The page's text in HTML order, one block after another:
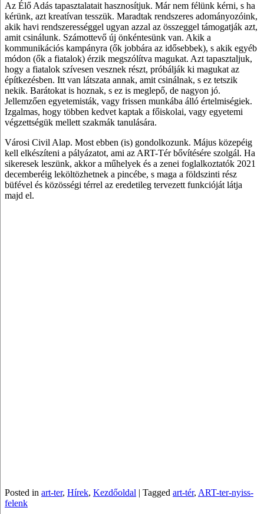
Az Élő Adás tapasztalatait hasznosítjuk. Már nem félünk kérni, s ha
kérünk, azt kreatívan tesszük. Maradtak rendszeres adományozóink,
akik havi rendszerességgel ugyan azzal az összeggel támogatják azt,
amit csinálunk. Számottevő új önkéntesünk van. Akik a
kommunikációs kampányra (ők jobbára az idősebbek), s akik egyéb
módon (ők a fiatalok) érzik megszólítva magukat. Azt tapasztaljuk,
hogy a fiatalok szívesen vesznek részt, próbálják ki magukat az
építkezésben. Itt van látszata annak, amit csinálnak, s ez tetszik
nekik. Barátokat is hoznak, s ez is meglepő, de nagyon jó.
Jellemzően egyetemisták, vagy frissen munkába álló értelmiségiek.
Izgalmas, hogy többen kedvet kaptak a főiskolai, vagy egyetemi
végzettségük mellett szakmák tanulására.
Városi Civil Alap. Most ebben (is) gondolkozunk. Május közepéig
kell elkészíteni a pályázatot, ami az ART-Tér bővítésére szolgál. Ha
sikeresek leszünk, akkor a műhelyek és a zenei foglalkoztatók 2021
decemberéig leköltözhetnek a pincébe, s maga a földszinti rész
büfével és közösségi térrel az eredetileg tervezett funkcióját látja
majd el.
Posted in art-ter, Hírek, Kezdőoldal | Tagged art-tér, ART-ter-nyiss-
felenk